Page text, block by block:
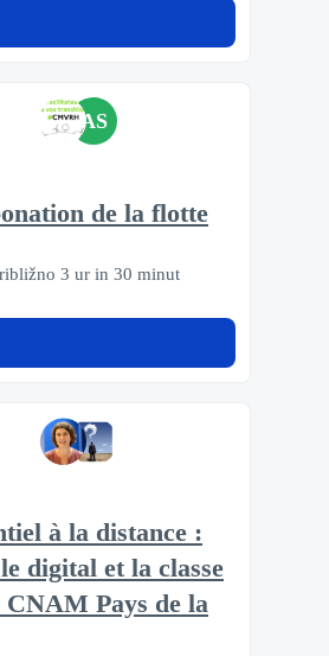
AS
de la flotte
3 ur in 30 minut
à la distance :
digital et la classe
Pays de la